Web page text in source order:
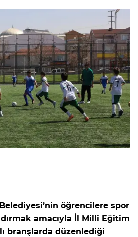
öğrencilere spor
amacıyla İl Milli Eğitim
branşlarda düzenlediği